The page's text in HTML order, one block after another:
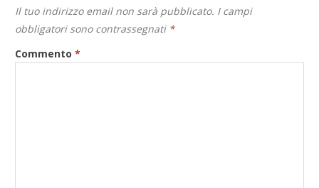
Il tuo indirizzo email non sarà pubblicato. I campi
obbligatori sono contrassegnati *
Commento*